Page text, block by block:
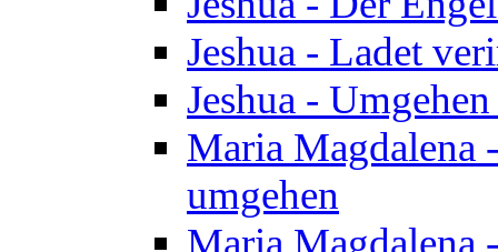
Jeshua - Ladet
Jeshua -
Maria Magdalena
umgehen
Maria Magdalena